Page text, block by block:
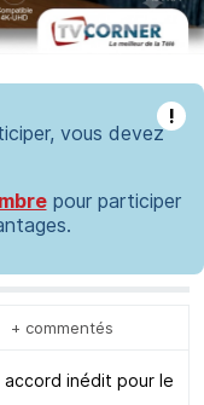
!
vous devez
pour participer
+ commentés
accord inédit pour le